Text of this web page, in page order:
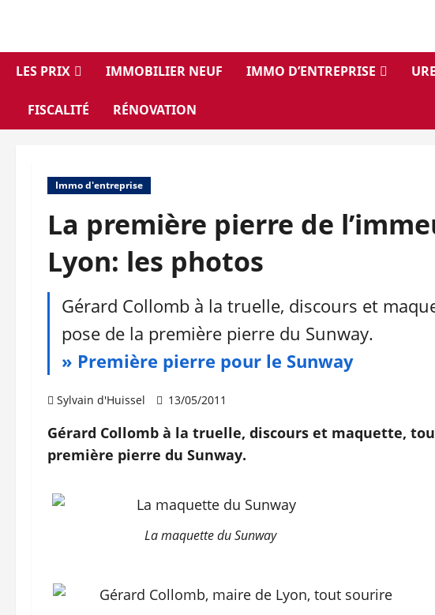
contenu
LES PRIX
IMMOBILIER NEUF IMMO D’ENTREPRISE
FISCALITÉ RÉNOVATION
Immo d'entreprise
La première pierre de
Lyon: les photos
Gérard Collomb à la truelle, discours et
pose de la première pierre du Sunway.
» Première pierre pour le Sunway
Sylvain d'Huissel 13/05/2011
Gérard Collomb à la truelle, discours et maquette,
première pierre du Sunway.
La maquette du Sunway